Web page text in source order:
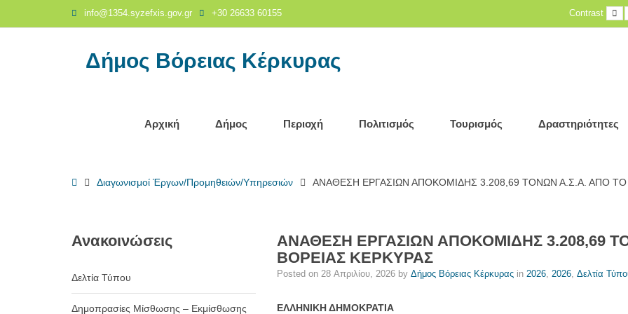
info@1354.syzefxis.gov.gr +30 26633 60155 Contrast
Δήμος Βόρειας Κέρκυρας
Αρχική Δήμος Περιοχή Πολιτισμός Τουρισμός Δραστηριότητες
HomeΔιαγωνισμοί Έργων/Προμηθειών/Υπηρεσιών ΑΝΑΘΕΣΗ ΕΡΓΑΣΙΩΝ ΑΠΟΚΟΜΙΔΗΣ 3.208,69 ΤΟΝΩΝ Α.Σ.Α. ΑΠΟ
ΑΝΑΘΕΣΗ ΕΡΓΑΣΙΩΝ ΑΠΟΚΟΜΙΔΗΣ 3.208,69
ΒΟΡΕΙΑΣ ΚΕΡΚΥΡΑΣ
Posted on 28 Απριλίου, 2026 by Δήμος Βόρειας Κέρκυρας in 2026, 2026, Δελτία
ΕΛΛΗΝΙΚΗ ΔΗΜΟΚΡΑΤΙΑ
Ανακοινώσεις
Δελτία Τύπου
Δημοπρασίες Μίσθωσης – Εκμίσθωσης